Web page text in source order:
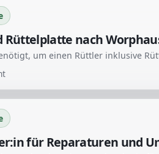
Rüttelplatte nach
für Reparaturen und